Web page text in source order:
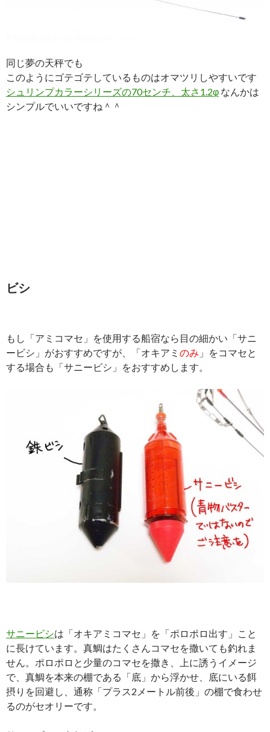
同じ夢の天秤でも
このようにゴテゴテしているものはオマツリしやすいです
シュリンプカラーシリーズの70センチ、太さ1.2φ なんかは
シンプルでいいですね＾＾
ビシ
もし「アミコマセ」を使用する船宿なら目の細かい「サニ
ービシ」がおすすめですが、「オキアミ のみ 」をコマセと
する場合も「サニービシ」をおすすめします。
サニービシは「オキアミコマセ」を「ポロポロ出す」こと
に長けています。真鯛はたくさんコマセを撒いても釣れま
せん。ポロポロと少量のコマセを撒き、上に誘うイメージ
で、真鯛を本来の棚である「底」から浮かせ、底にいる餌
摂りを回避し、通称「プラス2メートル前後」の棚で食わせ
るのがセオリーです。